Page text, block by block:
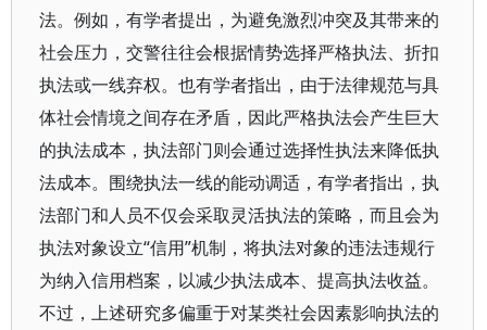
法。例如，有学者提出，为避免激烈冲突及其带来的
社会压力，交警往往会根据情势选择严格执法、折扣
执法或一线弃权。也有学者指出，由于法律规范与具
体社会情境之间存在矛盾，因此严格执法会产生巨大
的执法成本，执法部门则会通过选择性执法来降低执
法成本。围绕执法一线的能动调适，有学者指出，执
法部门和人员不仅会采取灵活执法的策略，而且会为
执法对象设立“信用”机制，将执法对象的违法违规行
为纳入信用档案，以减少执法成本、提高执法收益。
不过，上述研究多偏重于对某类社会因素影响执法的